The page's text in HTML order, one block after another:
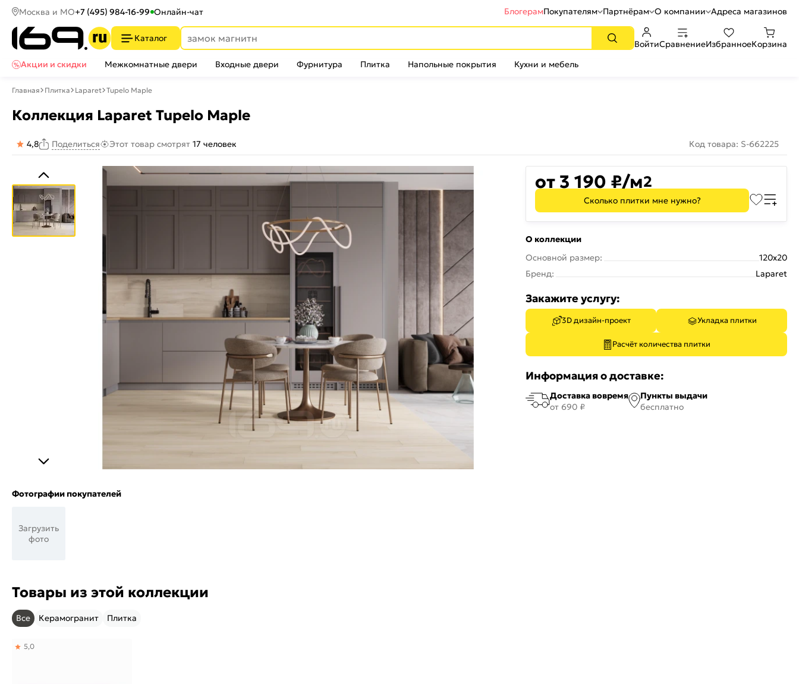
Москва и МО+7 (495) 984-16-99 Онлайн-чат БлогерамПокупателям Партнёрам О компании Адреса магазинов
Каталог
ВойтиСравнениеИзбранноеКорзина
Акции и скидки
Межкомнатные двери Входные двери Фурнитура Плитка Напольные покрытия Кухни и мебель
Главная Плитка Laparet Tupelo Maple
Коллекция Laparet Tupelo Maple
4,8 Поделиться Этот товар смотрят 17 человек Код товара: S-662225
Фотографии покупателей
Загрузить
фото
от 3 190 ₽/м2
Сколько плитки мне нужно?
О коллекции
Основной размер:
120x20
Бренд:
Laparet
Закажите услугу:
3D дизайн-проект Укладка плитки
Расчёт количества плитки
Информация о доставке:
Доставка вовремя
от 690 ₽
Пункты выдачи
бесплатно
Товары из этой коллекции
Все Керамогранит Плитка
5,0